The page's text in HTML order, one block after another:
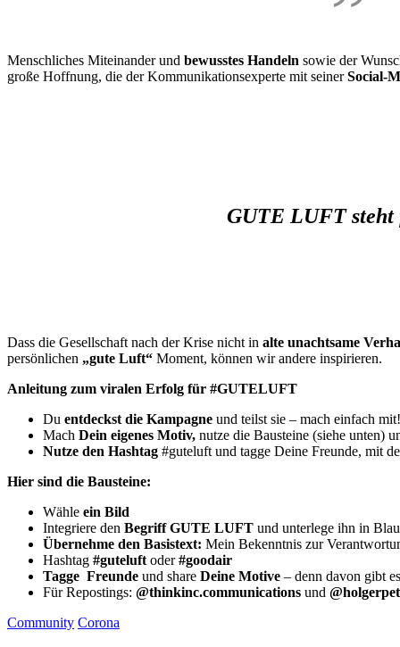
Menschliches Miteinander und bewusstes Handeln sowie der
große Hoffnung, die der Kommunikationsexperte mit seinerSocial-
GUTE LUFT steht
Dass die Gesellschaft nach der Krise nicht in alte unachtsame
persönlichen „gute Luft“ Moment, können wir andere inspirieren.
Anleitung zum viralen Erfolg für #GUTELUFT
Du entdeckst die Kampagne und teilst sie – mach einfach mit!
Mach Dein eigenes Motiv, nutze die Bausteine (siehe unten)
Nutze den Hashtag #guteluft und tagge Deine Freunde, mit
Hier sind die Bausteine:
Wähle ein Bild
Integriere den Begriff GUTE LUFT und unterlege ihn in Blau
Übernehme den Basistext: Mein Bekenntnis zur
Hashtag #guteluft oder#goodair
Tagge Freunde und share Deine Motive – denn davon gibt
Für Repostings: @thinkinc.communications und
Community Corona